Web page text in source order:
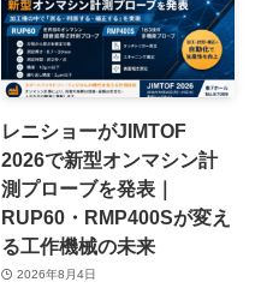
レニショーがJIMTOF
2026で新型オンマシン計
測プローブを発表｜
RUP60・RMP400Sが変え
る工作機械の未来
2026年8月4日